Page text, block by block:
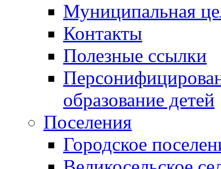
Муниципальная
Контакты
Полезные ссылки
образование детей
Поселения
Городское